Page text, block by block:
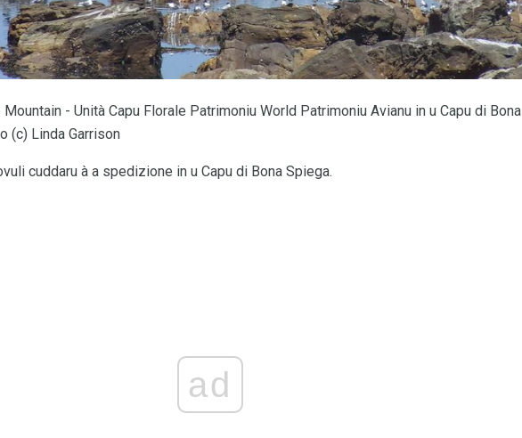
- Unità Capu Florale Patrimoniu World Patrimoniu Avianu in u Capu di Bona
(c) Linda Garrison
cuddaru à a spedizione in u Capu di Bona Spiega.
ad